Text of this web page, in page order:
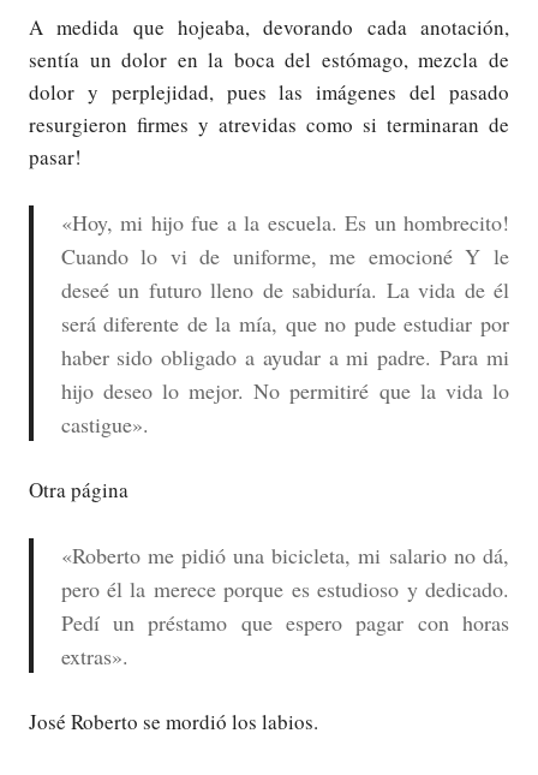
A medida que hojeaba, devorando cada anotación,
sentía un dolor en la boca del estómago, mezcla de
dolor y perplejidad, pues las imágenes del pasado
resurgieron firmes y atrevidas como si terminaran de
pasar!
«Hoy, mi hijo fue a la escuela. Es un hombrecito!
Cuando lo vi de uniforme, me emocioné Y le
deseé un futuro lleno de sabiduría. La vida de él
será diferente de la mía, que no pude estudiar por
haber sido obligado a ayudar a mi padre. Para mi
hijo deseo lo mejor. No permitiré que la vida lo
castigue».
Otra página
«Roberto me pidió una bicicleta, mi salario no dá,
pero él la merece porque es estudioso y dedicado.
Pedí un préstamo que espero pagar con horas
extras».
José Roberto se mordió los labios.